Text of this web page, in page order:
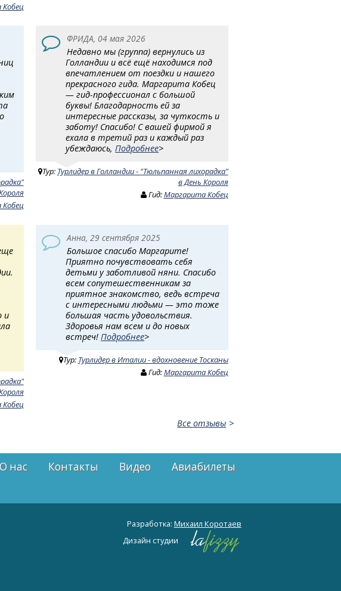
ФРИДА, 04 мая 2026
Недавно мы (группа) вернулись из
Голландии и всё ещё находимся под
впечатлением от поездки и нашего
прекрасного гида. Маргарита Кобец
— гид-профессионал с большой
буквы! Благодарность ей за
интересные рассказы, за чуткость и
заботу! Спасибо! С вашей фирмой я
ехала в третий раз и каждый раз
убеждаюсь,Подробнее>
Тур: Турлидер в Голландии - "Тюльпанная лихорадка"
в День Короля
Гид:Маргарита Кобец
и
Анна, 29 сентября 2025
Большое спасибо Маргарите!
Приятно почувствовать себя
детьми у заботливой няни. Спасибо
всем сопутешественникам за
приятное знакомство, ведь встреча
с интересными людьми — это тоже
большая часть удовольствия.
Здоровья нам всем и до новых
встреч! Подробнее>
Тур: Турлидер в Италии - вдохновение Тосканы
Гид:Маргарита Кобец
Все отзывы
О нас Контакты Видео
Авиабилеты
Разработка: Михаил Коротаев
Дизайн студии